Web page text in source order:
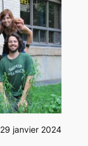
29 janvier 2024